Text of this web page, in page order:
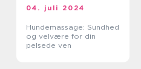
04. juli 2024
Hundemassage: Sundhed
og velvære for din
pelsede ven